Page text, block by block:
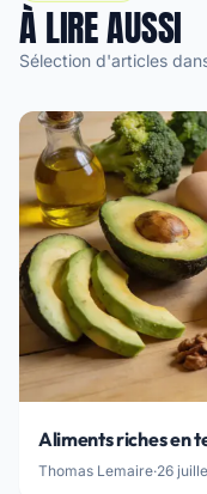
À LIRE AUSSI
Sélection d'articles
Aliments riches en
Thomas Lemaire·26